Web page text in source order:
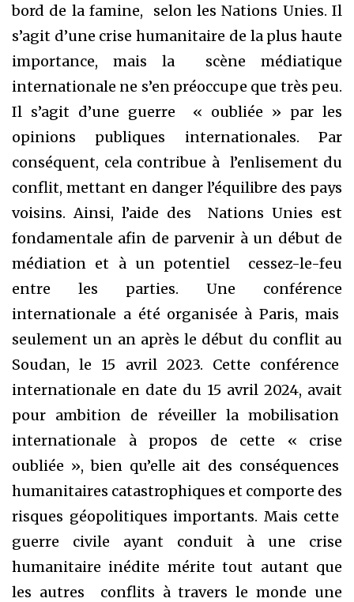
bord de la famine, selon les Nations Unies. Il
s’agit d’une crise humanitaire de la plus haute
importance, mais la scène médiatique
internationale ne s’en préoccupe que très peu.
Il s’agit d’une guerre « oubliée » par les
opinions publiques internationales. Par
conséquent, cela contribue à l’enlisement du
conflit, mettant en danger l’équilibre des pays
voisins. Ainsi, l’aide des Nations Unies est
fondamentale afin de parvenir à un début de
médiation et à un potentiel cessez-le-feu
entre les parties. Une conférence
internationale a été organisée à Paris, mais
seulement un an après le début du conflit au
Soudan, le 15 avril 2023. Cette conférence
internationale en date du 15 avril 2024, avait
pour ambition de réveiller la mobilisation
internationale à propos de cette « crise
oubliée », bien qu’elle ait des conséquences
humanitaires catastrophiques et comporte des
risques géopolitiques importants. Mais cette
guerre civile ayant conduit à une crise
humanitaire inédite mérite tout autant que
les autres conflits à travers le monde une